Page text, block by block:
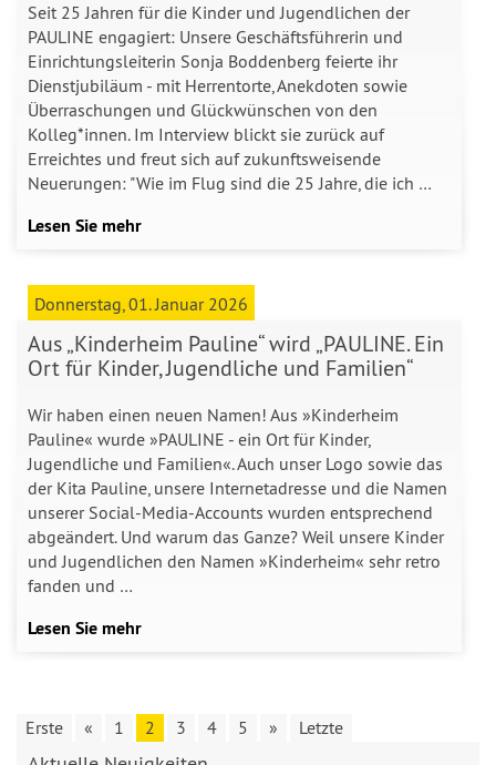
Seit 25 Jahren für die Kinder und Jugendlichen der
PAULINE engagiert: Unsere Geschäftsführerin und
Einrichtungsleiterin Sonja Boddenberg feierte ihr
Dienstjubiläum - mit Herrentorte, Anekdoten sowie
Überraschungen und Glückwünschen von den
Kolleg*innen. Im Interview blickt sie zurück auf
Erreichtes und freut sich auf zukunftsweisende
Neuerungen: "Wie im Flug sind die 25 Jahre, die ich …
Lesen Sie mehr
Donnerstag, 01. Januar 2026
Aus „Kinderheim Pauline“ wird „PAULINE. Ein
Ort für Kinder, Jugendliche und Familien“
Wir haben einen neuen Namen! Aus »Kinderheim
Pauline« wurde »PAULINE - ein Ort für Kinder,
Jugendliche und Familien«. Auch unser Logo sowie das
der Kita Pauline, unsere Internetadresse und die Namen
unserer Social-Media-Accounts wurden entsprechend
abgeändert. Und warum das Ganze? Weil unsere Kinder
und Jugendlichen den Namen »Kinderheim« sehr retro
fanden und …
Lesen Sie mehr
Erste « 1 2 3 4 5 » Letzte